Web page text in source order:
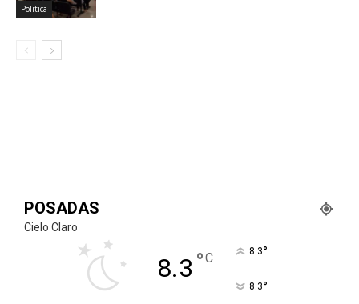
Politica
POSADAS
Cielo Claro
8.3 °C 8.3°
8.3°